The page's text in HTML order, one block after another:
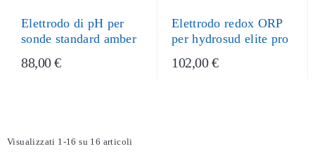
Elettrodo di pH per
sonde standard amber
88,00 €
Elettrodo redox ORP
per hydrosud elite pro
102,00 €
Visualizzati 1-16 su 16 articoli